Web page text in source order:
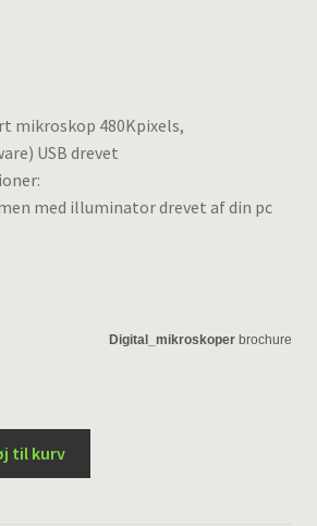
480Kpixels,
USB drevet
med illuminator drevet af din pc
Digital_mikroskoper brochure
til kurv